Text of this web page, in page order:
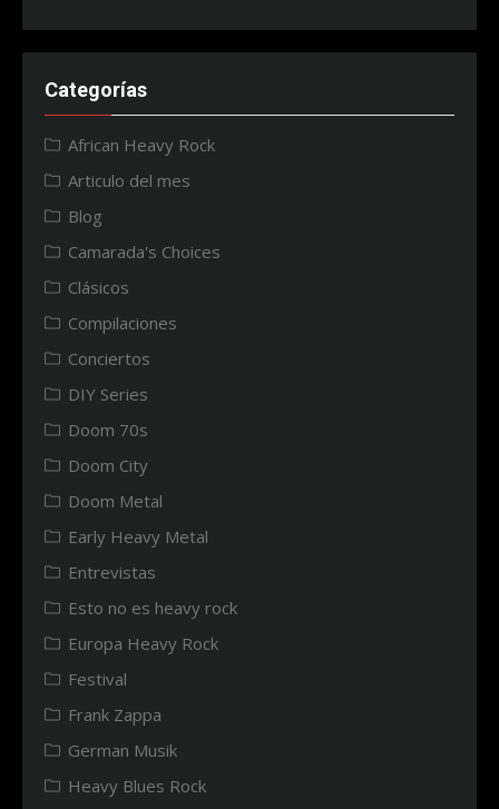
Categorías
African Heavy Rock
Articulo del mes
Blog
Camarada's Choices
Clásicos
Compilaciones
Conciertos
DIY Series
Doom 70s
Doom City
Doom Metal
Early Heavy Metal
Entrevistas
Esto no es heavy rock
Europa Heavy Rock
Festival
Frank Zappa
German Musik
Heavy Blues Rock